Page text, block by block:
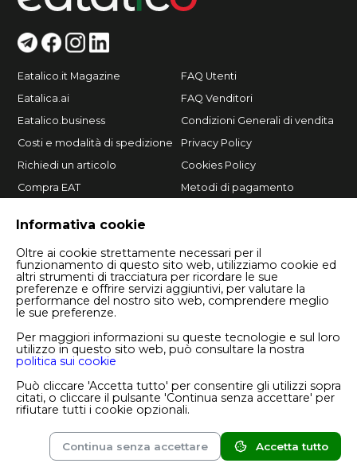
Marketplace Magazine Account
Informativa cookie
Oltre ai cookie strettamente necessari per il
funzionamento di questo sito web, utilizziamo cookie ed
altri strumenti di tracciatura per ricordare le sue
preferenze e offrire servizi aggiuntivi, per valutare la
performance del nostro sito web, comprendere meglio
le sue preferenze.
Per maggiori informazioni su queste tecnologie e sul loro
utilizzo in questo sito web, può consultare la nostra
politica sui cookie
Può cliccare 'Accetta tutto' per consentire gli utilizzi sopra
citati, o cliccare il pulsante 'Continua senza accettare' per
rifiutare tutti i cookie opzionali.
Continua senza accettare Accetta tutto
Eatalico.it Magazine
Eatalica.ai
Eatalico.business
Costi e modalità di spedizione
Richiedi un articolo
Compra EAT
FAQ Utenti
FAQ Venditori
Condizioni Generali di vendita
Privacy Policy
Cookies Policy
Metodi di pagamento
Numero REA BA - 614284